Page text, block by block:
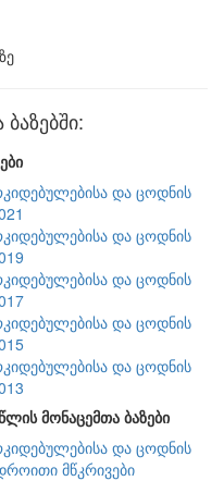
და ცოდნის
და ცოდნის
და ცოდნის
და ცოდნის
და ცოდნის
მონაცემთა ბაზები
და ცოდნის
მწკრივები